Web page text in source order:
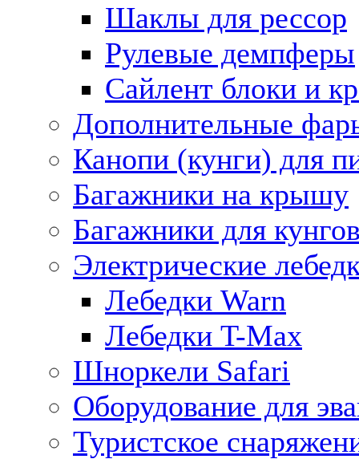
Шаклы для рессор
Рулевые демпферы
Сайлент блоки и
Дополнительные
Канопи (кунги) для
Багажники на крышу
Багажники для
Электрические
Лебедки Warn
Лебедки T-Max
Шноркели Safari
Оборудование для
Туристское